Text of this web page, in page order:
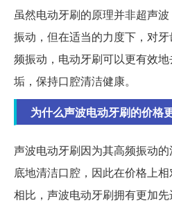
虽然电动牙刷的原理并非超声
振动，但在适当的力度下，对
频振动，电动牙刷可以更有效
垢，保持口腔清洁健康。
为什么声波电动牙刷的价格
声波电动牙刷因为其高频振动
底地清洁口腔，因此在价格上
相比，声波电动牙刷拥有更加